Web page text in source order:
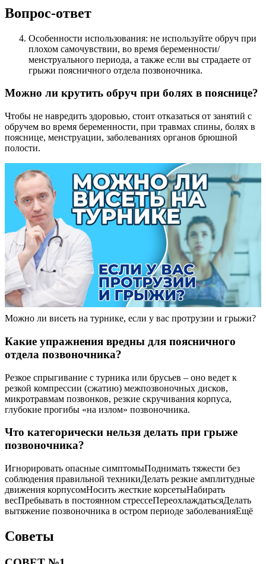
Вопрос-ответ
Особенности использования: не используйте обруч при
плохом самочувствии, во время беременности/
менструального периода, а также если вы страдаете от
грыжи поясничного отдела позвоночника.
Можно ли крутить обруч при болях в пояснице?
Чтобы не навредить здоровью, стоит отказаться от занятий с
обручем во время беременности, при травмах спины, болях в
пояснице, менструации, заболеваниях органов брюшной
полости.
Можно ли висеть на турнике, если у вас протрузии и грыжи?
Какие упражнения вредны для поясничного
отдела позвоночника?
Резкое спрыгивание с турника или брусьев – оно ведет к
резкой компрессии (сжатию) межпозвоночных дисков,
микротравмам позвонков, резкие скручивания корпуса,
глубокие прогибы «на излом» позвоночника.
Что категорически нельзя делать при грыже
позвоночника?
Игнорировать опасные симптомыПоднимать тяжести без
соблюдения правильной техникиДелать резкие амплитудные
движения корпусомНосить жесткие корсетыНабирать
весПребывать в постоянном стрессеПереохлаждатьсяДелать
вытяжение позвоночника в остром периоде заболеванияЕщё
Советы